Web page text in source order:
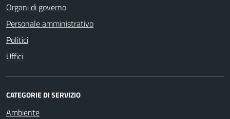
Organi di governo
Personale amministrativo
Politici
Uffici
CATEGORIE DI SERVIZIO
Ambiente